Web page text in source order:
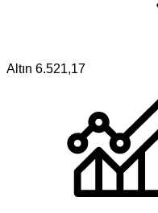
Altın 6.521,17